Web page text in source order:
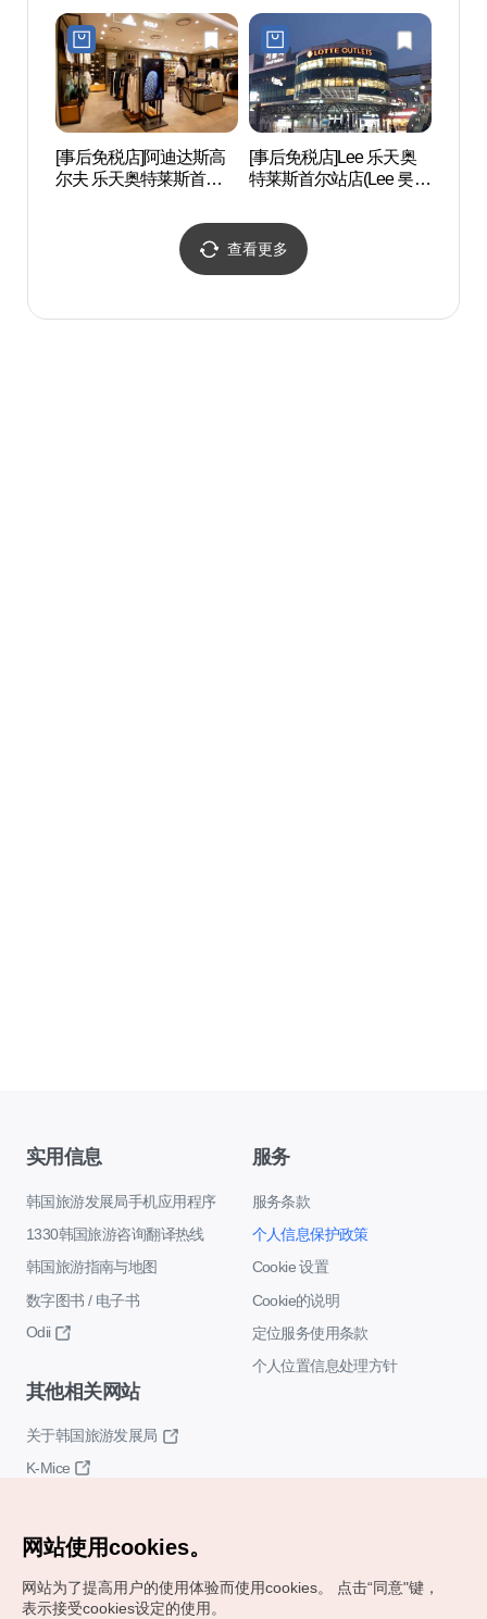
프리카안경 롯데아울렛
서울역점)
[事后免税店]阿迪达斯高
尔夫 乐天奥特莱斯首尔
[事后免税店]Lee 乐天奥
特莱斯首尔站店(Lee 롯데
查看更多
实用信息
韩国旅游发展局手机应用程序
1330韩国旅游咨询翻译热线
韩国旅游指南与地图
数字图书 / 电子书
Odii
服务
服务条款
个人信息保护政策
Cookie 设置
Cookie的说明
定位服务使用条款
个人位置信息处理方针
其他相关网站
关于韩国旅游发展局
K-Mice
网站使用cookies。
网站为了提高用户的使用体验而使用cookies。
点击“同意"键，
表示接受cookies设定的使用。